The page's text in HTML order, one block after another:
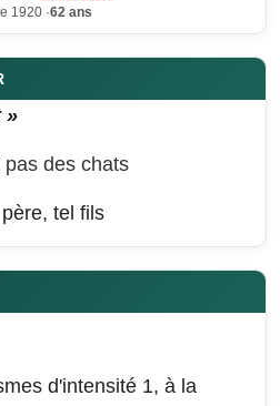
1920 ·62 ans
»
des chats
tel fils
d'intensité 1, à la